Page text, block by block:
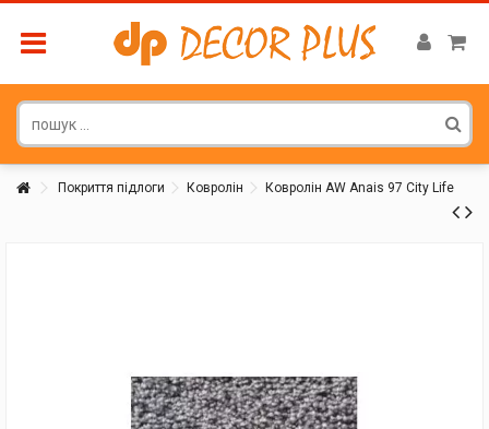
Покриття підлоги Ковролін Ковролін AW Anais 97 City Life